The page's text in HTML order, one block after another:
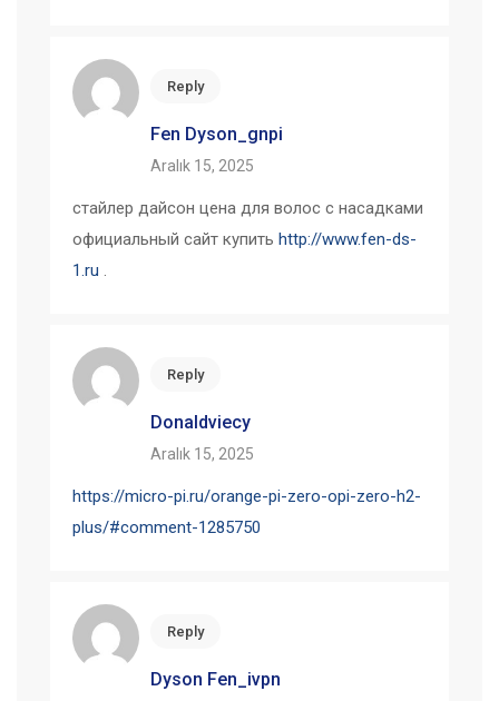
Reply
Fen Dyson_gnpi
Aralık 15, 2025
стайлер дайсон цена для волос с насадками
официальный сайт купить http://www.fen-ds-
1.ru .
Reply
Donaldviecy
Aralık 15, 2025
https://micro-pi.ru/orange-pi-zero-opi-zero-h2-
plus/#comment-1285750
Reply
Dyson Fen_ivpn